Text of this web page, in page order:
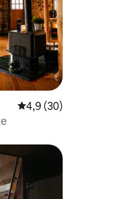
Bewertungen
Durchschnittliche
4,9 (30)